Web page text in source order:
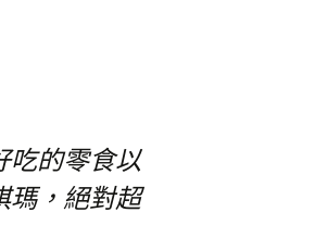
吃的零食以
瑪，絕對超